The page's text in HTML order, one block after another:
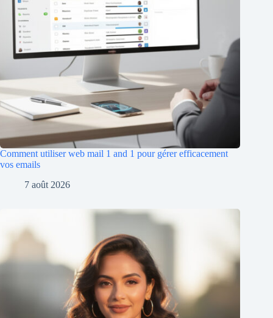
Comment utiliser web mail 1 and 1 pour gérer efficacement
vos emails
7 août 2026